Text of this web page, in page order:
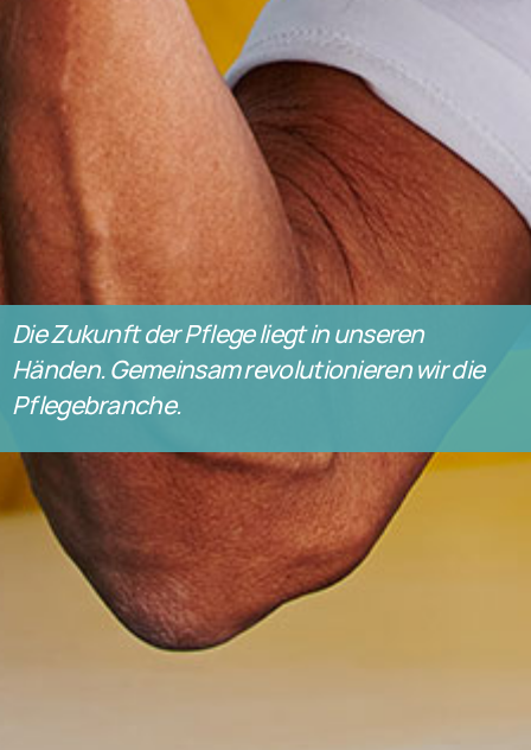
Die Zukunft der Pflege liegt in unseren
Händen. Gemeinsam revolutionieren wir die
Pflegebranche.